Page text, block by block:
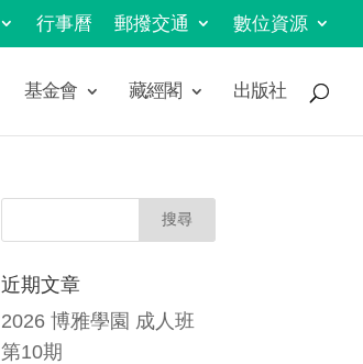
行事曆 郵撥交通 數位資源
基金會 藏經閣 出版社
近期文章
2026 博雅學園 成人班
第10期